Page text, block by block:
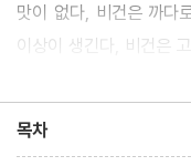
맛이 없다, 비건은 까다
이상이 생긴다, 비건은
비건으로 살아가는 일
건강상의 이유, 신념의
목차